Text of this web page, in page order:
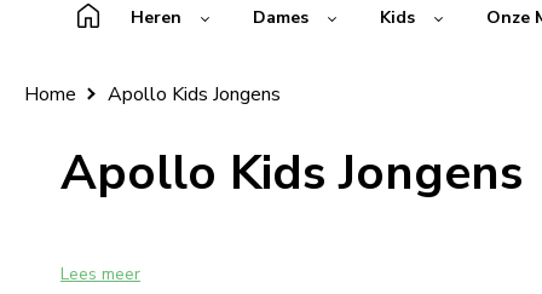
Heren Dames Kids Onze
Home Apollo Kids Jongens
C
Apollo Kids Jongens
Lees meer